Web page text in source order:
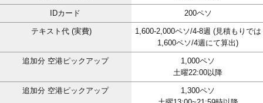
IDカード 200ペソ
テキスト代 (実費)
1,600-2,000ペソ/4-8週 (見積もりでは
1,600ペソ/4週にて算出)
追加分 空港ピックアップ
1,000ペソ
土曜22:00以降
追加分 空港ピックアップ
1,300ペソ